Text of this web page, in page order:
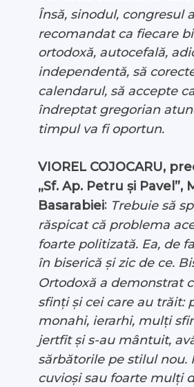
Însă, sinodul, congresul a
recomandat ca fiecare
ortodoxă, autocefală,
independentă, să
calendarul, să accepte
îndreptat gregorian
timpul va fi oportun.
VIOREL COJOCARU,
„Sf. Ap. Petru și Pavel”,
Basarabiei: Trebuie să
răspicat că problema
foarte politizată. Ea, de
în biserică și zic de ce.
Ortodoxă a demonstrat
sfinți și cei care au trăit:
monahi, ierarhi, mulți
jertfit și s-au mântuit,
sărbătorile pe stilul nou.
cuvioși sau foarte mulți